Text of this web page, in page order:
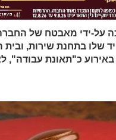
על-ידי מאבטח של
שלו בתחנת שירות, ובית
כ"תאונת עבודה",